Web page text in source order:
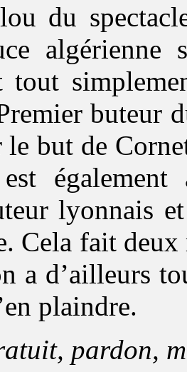
du
algérienne
tout
buteur
le but de
est
lyonnais
Cela fait
a d’ailleurs
plaindre.
pardon,